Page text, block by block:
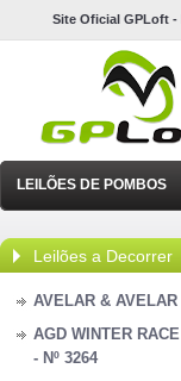
Site Oficial GPLoft
LEILÕES DE POMBOS
Leilões a Decorrer
AVELAR & AVELAR
AGD WINTER
- Nº 3264